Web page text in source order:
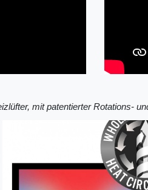
mit patentierter Rotations-